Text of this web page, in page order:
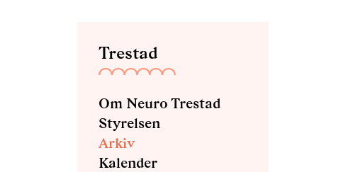
Trestad
Om Neuro Trestad
Styrelsen
Arkiv
Kalender